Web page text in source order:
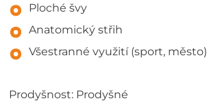
Ploché švy
Anatomický střih
Všestranné využití (sport, město)
Prodyšnost: Prodyšné